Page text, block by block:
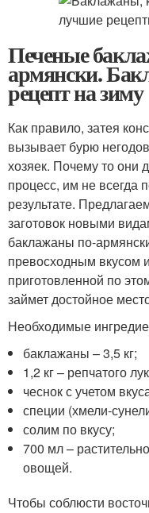
Печеные
армянски.
рецепт на зиму
Как правило, затея
вызывает бурю
хозяек. Почему то они
процесс, им не всегда
результате.
заготовок новыми
баклажаны по-
превосходным вкусом
приготовленной по
займет достойное
Необходимые
баклажаны – 3,5 кг;
1,2 кг – репчатого
чеснок с учетом
специи (хмели-
солим по вкусу;
700 мл –
овощей.
Чтобы соблюсти